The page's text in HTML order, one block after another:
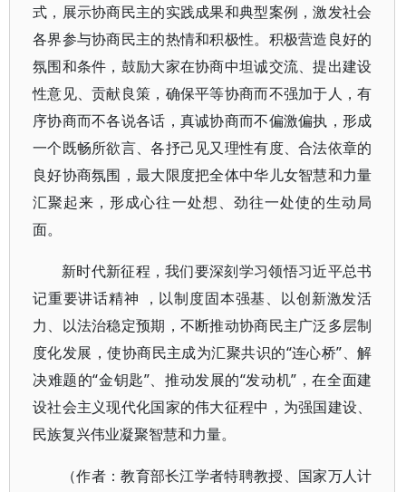
式，展示协商民主的实践成果和典型案例，激发社会
各界参与协商民主的热情和积极性。积极营造良好的
氛围和条件，鼓励大家在协商中坦诚交流、提出建设
性意见、贡献良策，确保平等协商而不强加于人，有
序协商而不各说各话，真诚协商而不偏激偏执，形成
一个既畅所欲言、各抒己见又理性有度、合法依章的
良好协商氛围，最大限度把全体中华儿女智慧和力量
汇聚起来，形成心往一处想、劲往一处使的生动局
面。
新时代新征程，我们要深刻学习领悟习近平总书
记重要讲话精神 ，以制度固本强基、以创新激发活
力、以法治稳定预期，不断推动协商民主广泛多层制
度化发展，使协商民主成为汇聚共识的“连心桥”、解
决难题的“金钥匙”、推动发展的“发动机”，在全面建
设社会主义现代化国家的伟大征程中，为强国建设、
民族复兴伟业凝聚智慧和力量。
（作者：教育部长江学者特聘教授、国家万人计